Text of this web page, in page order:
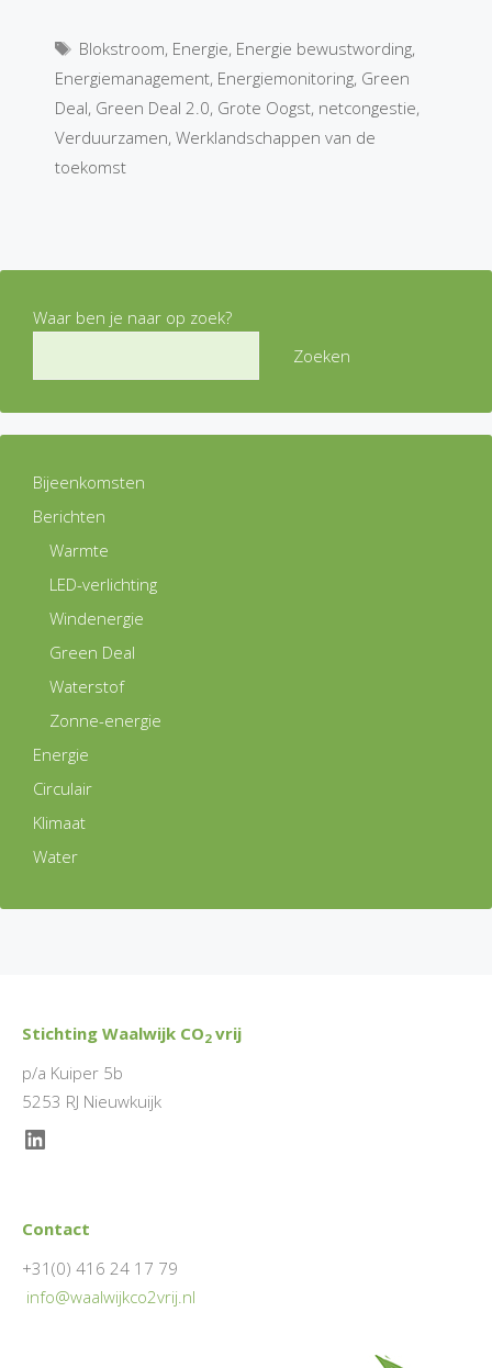
Tags
Blokstroom, Energie, Energie bewustwording,
Energiemanagement, Energiemonitoring, Green
Deal, Green Deal 2.0, Grote Oogst, netcongestie,
Verduurzamen, Werklandschappen van de
toekomst
Waar ben je naar op zoek?
Zoeken
Bijeenkomsten
Berichten
Warmte
LED-verlichting
Windenergie
Green Deal
Waterstof
Zonne-energie
Energie
Circulair
Klimaat
Water
Stichting Waalwijk CO2vrij
p/a Kuiper 5b
5253 RJ Nieuwkuijk
LinkedIn
Contact
+31(0) 416 24 17 79
info@waalwijkco2vrij.nl